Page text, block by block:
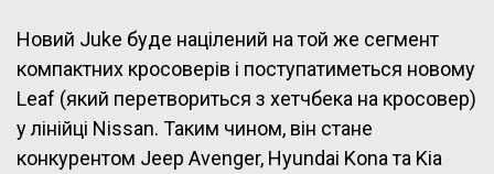
Новий Juke буде націлений на той же сегмент
компактних кросоверів і поступатиметься новому
Leaf (який перетвориться з хетчбека на кросовер)
у лінійці Nissan. Таким чином, він стане
конкурентом Jeep Avenger, Hyundai Kona та Kia